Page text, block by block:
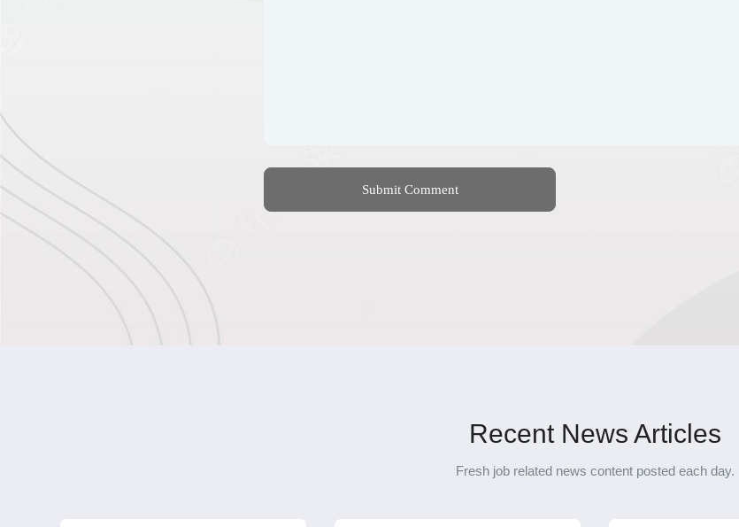
Recent News Articles
Fresh job related news content posted each day.